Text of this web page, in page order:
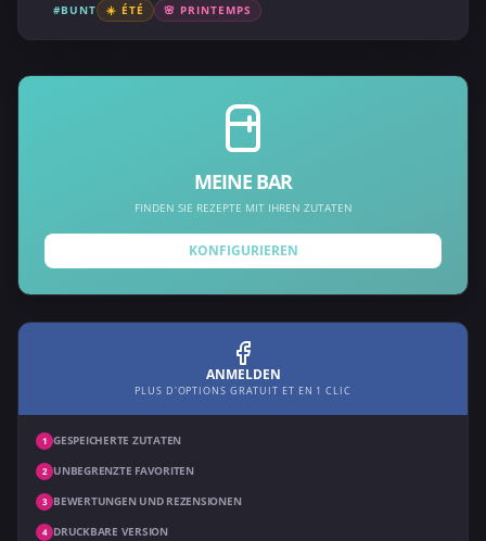
#BUNT ☀️ ÉTÉ 🌸 PRINTEMPS
MEINE BAR
FINDEN SIE REZEPTE MIT IHREN ZUTATEN
KONFIGURIEREN
ANMELDEN
PLUS D'OPTIONS GRATUIT ET EN 1 CLIC
1 GESPEICHERTE ZUTATEN
2 UNBEGRENZTE FAVORITEN
3 BEWERTUNGEN UND REZENSIONEN
4 DRUCKBARE VERSION